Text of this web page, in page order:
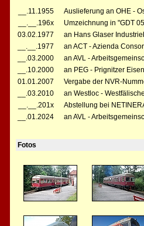
__.11.1955
Auslieferung an OHE -
__.__.196x
Umzeichnung in "GDT
03.02.1977
an Hans Glaser
__.__.1977
an ACT - Azienda
__.03.2000
an AVL -
__.10.2000
an PEG - Prignitzer
01.01.2007
Vergabe der NVR-
__.03.2010
an Westloc -
__.__.201x
Abstellung bei
__.01.2024
an AVL -
Fotos